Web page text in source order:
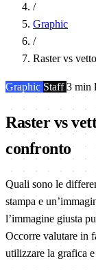
/
Graphic
/
Raster vs
Graphic Staff3 min
Raster vs
confronto
Quali sono le
stampa e
l’immagine giusta
Occorre valutare in
utilizzare la grafica